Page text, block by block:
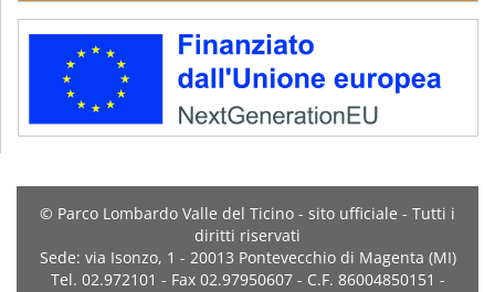
© Parco Lombardo Valle del Ticino - sito ufficiale - Tutti i
diritti riservati
Sede: via Isonzo, 1 - 20013 Pontevecchio di Magenta (MI)
Tel. 02.972101 - Fax 02.97950607 - C.F. 86004850151 -